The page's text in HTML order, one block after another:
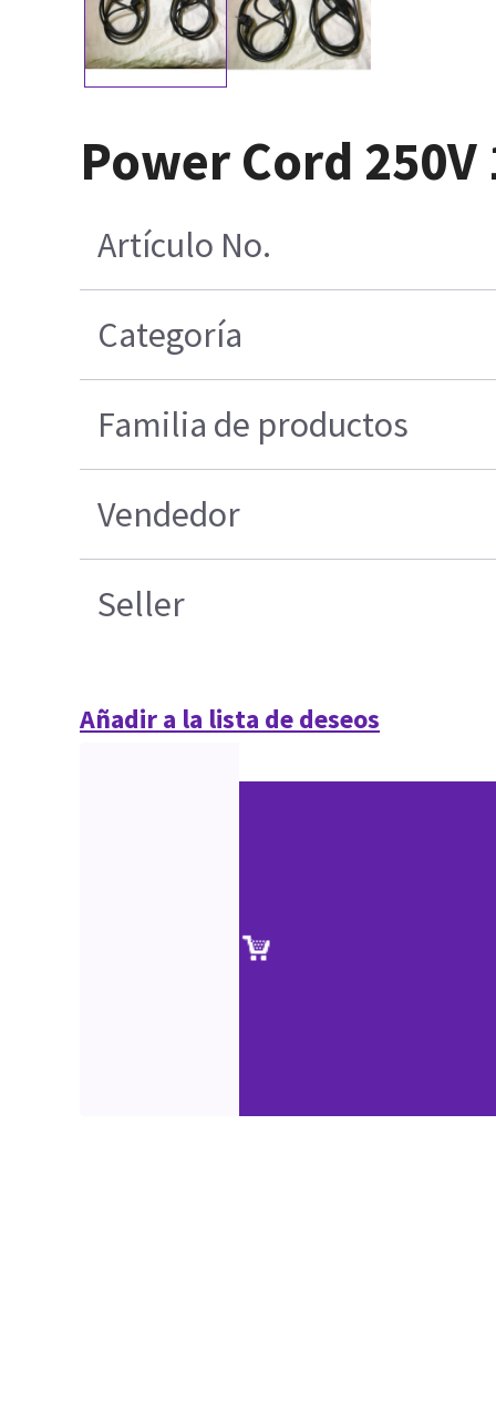
Power Cord
Artículo No.
Categoría
Familia de productos
Vendedor
Seller
Añadir a la lista de deseos